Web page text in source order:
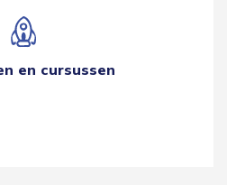
en cursussen